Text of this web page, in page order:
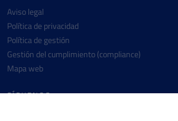
Aviso legal
Política de privacidad
Política de gestión
Gestión del cumplimiento (compliance)
Mapa web
SÍGUENOS